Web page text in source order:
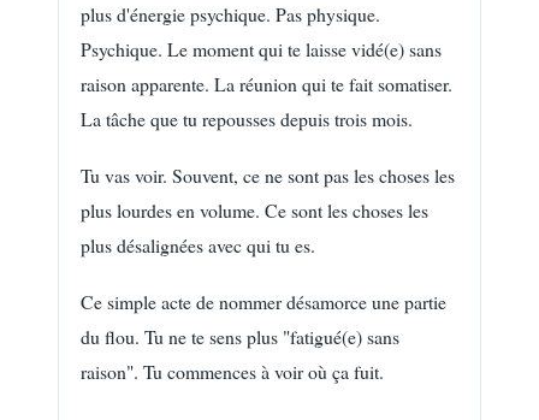
plus d'énergie psychique. Pas physique.
Psychique. Le moment qui te laisse vidé(e) sans
raison apparente. La réunion qui te fait somatiser.
La tâche que tu repousses depuis trois mois.
Tu vas voir. Souvent, ce ne sont pas les choses les
plus lourdes en volume. Ce sont les choses les
plus désalignées avec qui tu es.
Ce simple acte de nommer désamorce une partie
du flou. Tu ne te sens plus "fatigué(e) sans
raison". Tu commences à voir où ça fuit.